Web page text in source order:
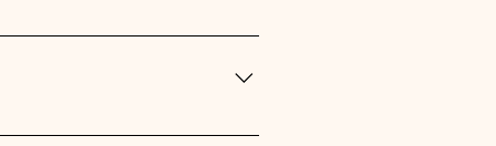
je nach Art der
wird es weiß sein -
kümmern müssen.